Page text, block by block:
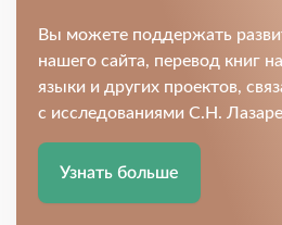
Вы можете поддержать
нашего сайта, перевод книг
языки и других проектов,
с исследованиями С.Н.
Узнать больше